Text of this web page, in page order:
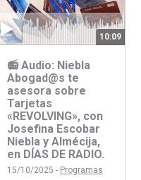
10:09
📻 Audio: Niebla
Abogad@s te
asesora sobre
Tarjetas
«REVOLVING», con
Josefina Escobar
Niebla y Almécija,
en DÍAS DE RADIO.
15/10/2025 - Programas